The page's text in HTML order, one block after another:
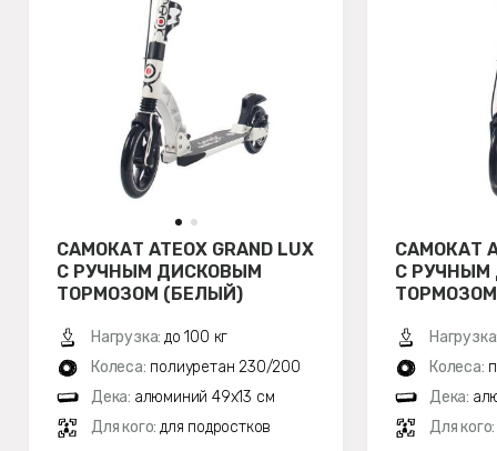
САМОКАТ ATEOX GRAND LUX
С РУЧНЫМ ДИСКОВЫМ
ТОРМОЗОМ (БЕЛЫЙ)
Нагрузка: до 100 кг
Колеса: полиуретан 230/200
Дека: алюминий 49х13 см
Для кого: для подростков
САМОКАТ
С
Колеса:
Дека:
Для кого: